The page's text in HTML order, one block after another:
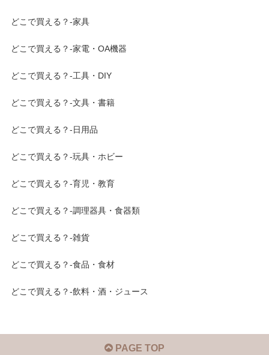
どこで買える？-家具
どこで買える？-家電・OA機器
どこで買える？-工具・DIY
どこで買える？-文具・書籍
どこで買える？-日用品
どこで買える？-玩具・ホビー
どこで買える？-育児・教育
どこで買える？-調理器具・食器類
どこで買える？-雑貨
どこで買える？-食品・食材
どこで買える？-飲料・酒・ジュース
PAGE TOP